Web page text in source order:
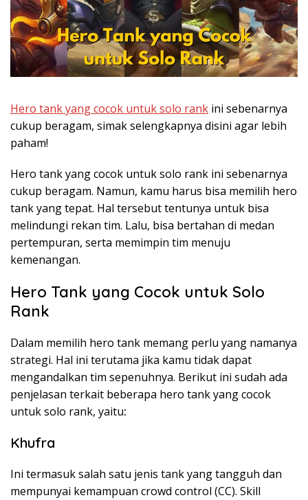
Hero tank yang cocok untuk solo rank ini sebenarnya
cukup beragam, simak selengkapnya disini agar lebih
paham!
Hero tank yang cocok untuk solo rank ini sebenarnya
cukup beragam. Namun, kamu harus bisa memilih hero
tank yang tepat. Hal tersebut tentunya untuk bisa
melindungi rekan tim. Lalu, bisa bertahan di medan
pertempuran, serta memimpin tim menuju
kemenangan.
Hero Tank yang Cocok untuk Solo
Rank
Dalam memilih hero tank memang perlu yang namanya
strategi. Hal ini terutama jika kamu tidak dapat
mengandalkan tim sepenuhnya. Berikut ini sudah ada
penjelasan terkait beberapa hero tank yang cocok
untuk solo rank, yaitu:
Khufra
Ini termasuk salah satu jenis tank yang tangguh dan
mempunyai kemampuan crowd control (CC). Skill